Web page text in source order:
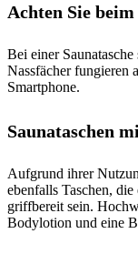
Achten Sie
Bei einer
Nassfächer fungieren
Smartphone.
Saunataschen
Aufgrund ihrer
ebenfalls Taschen,
griffbereit sein.
Bodylotion und eine